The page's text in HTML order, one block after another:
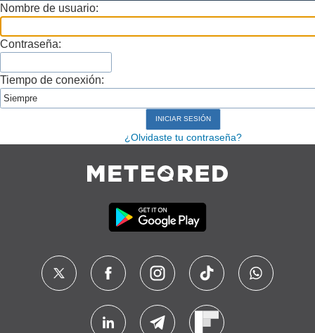
Nombre de usuario:
Contraseña:
Tiempo de conexión:
¿Olvidaste tu contraseña?